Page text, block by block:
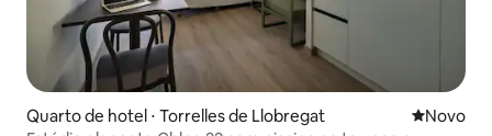
Quarto de hotel ⋅ Torrelles de Llobregat Novo
Novo